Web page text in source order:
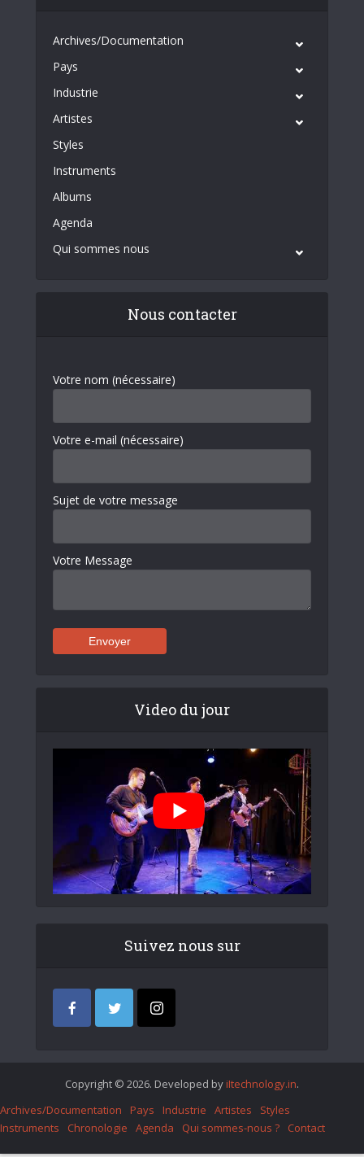
Archives/Documentation
Pays
Industrie
Artistes
Styles
Instruments
Albums
Agenda
Qui sommes nous
Nous contacter
Votre nom (nécessaire)
Votre e-mail (nécessaire)
Sujet de votre message
Votre Message
Video du jour
Suivez nous sur
Copyright © 2026. Developed by iItechnology.in.
Archives/Documentation
Pays Industrie Artistes
Styles
Instruments
Chronologie Agenda Qui sommes-nous ? Contact